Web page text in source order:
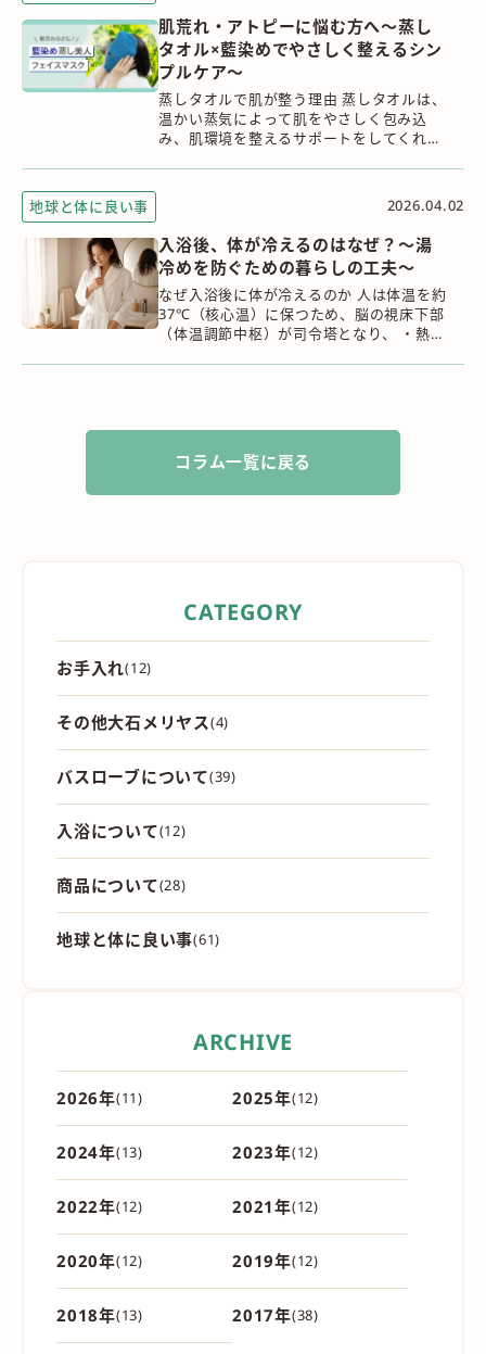
肌荒れ・アトピーに悩む方へ～蒸し
タオル×藍染めでやさしく整えるシン
プルケア～
蒸しタオルで肌が整う理由 蒸しタオルは、
温かい蒸気によって肌をやさしく包み込
み、肌環境を整えるサポートをしてくれま
地球と体に良い事 2026.04.02
入浴後、体が冷えるのはなぜ？～湯
冷めを防ぐための暮らしの工夫～
なぜ入浴後に体が冷えるのか 人は体温を約
37℃（核心温）に保つため、脳の視床下部
（体温調節中枢）が司令塔となり、 ・熱の
コラム一覧に戻る
CATEGORY
お手入れ(12)
その他大石メリヤス(4)
バスローブについて(39)
入浴について(12)
商品について(28)
地球と体に良い事(61)
ARCHIVE
2026年(11) 2025年(12)
2024年(13) 2023年(12)
2022年(12) 2021年(12)
2020年(12) 2019年(12)
2018年(13) 2017年(38)